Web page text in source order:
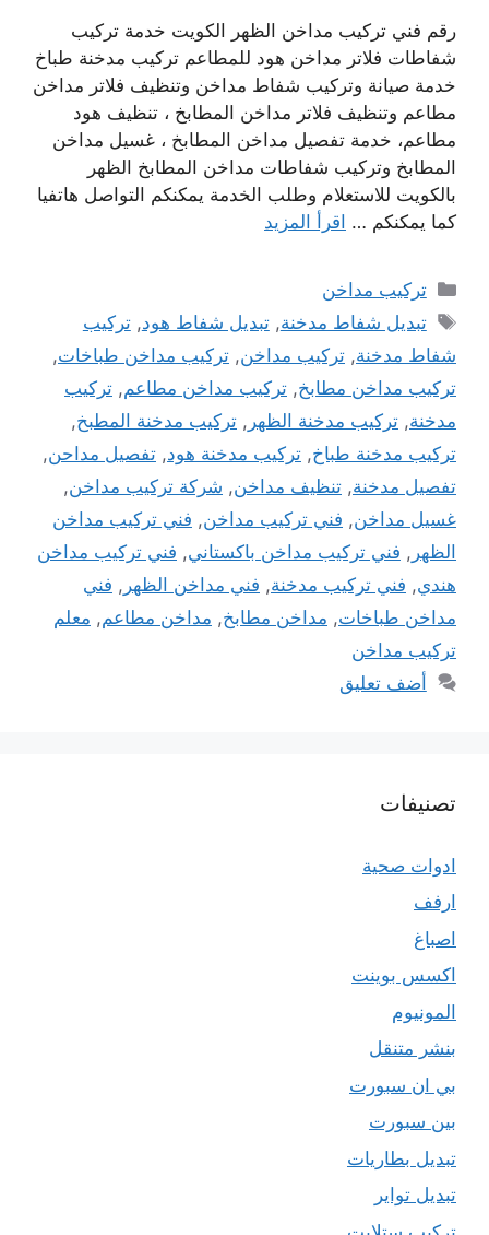
رقم فني تركيب مداخن الظهر الكويت خدمة تركيب
شفاطات فلاتر مداخن هود للمطاعم تركيب مدخنة طباخ
خدمة صيانة وتركيب شفاط مداخن وتنظيف فلاتر مداخن
مطاعم وتنظيف فلاتر مداخن المطابخ ، تنظيف هود
مطاعم، خدمة تفصيل مداخن المطابخ ، غسيل مداخن
المطابخ وتركيب شفاطات مداخن المطابخ الظهر
بالكويت للاستعلام وطلب الخدمة يمكنكم التواصل هاتفيا
كما يمكنكم … اقرأ المزيد
التصنيفات
تركيب مداخن
الوسوم
تبديل شفاط مدخنة,تبديل شفاط هود,تركيب
شفاط مدخنة, تركيب مداخن, تركيب مداخن طباخات,
تركيب مداخن مطابخ, تركيب مداخن مطاعم, تركيب
مدخنة, تركيب مدخنة الظهر , تركيب مدخنة المطبخ,
تركيب مدخنة طباخ, تركيب مدخنة هود, تفصيل مداحن,
تفصيل مدخنة, تنظيف مداخن, شركة تركيب مداخن,
غسيل مداخن, فني تركيب مداخن, فني تركيب مداخن
الظهر , فني تركيب مداخن باكستاني, فني تركيب مداخن
هندي, فني تركيب مدخنة, فني مداخن الظهر , فني
مداخن طباخات, مداخن مطابخ, مداخن مطاعم, معلم
تركيب مداخن
أضف تعليق
تصنيفات
ادوات صحية
ارفف
اصباغ
اكسس بوينت
المونيوم
بنشر متنقل
بي ان سبورت
بين سبورت
تبديل بطاريات
تبديل تواير